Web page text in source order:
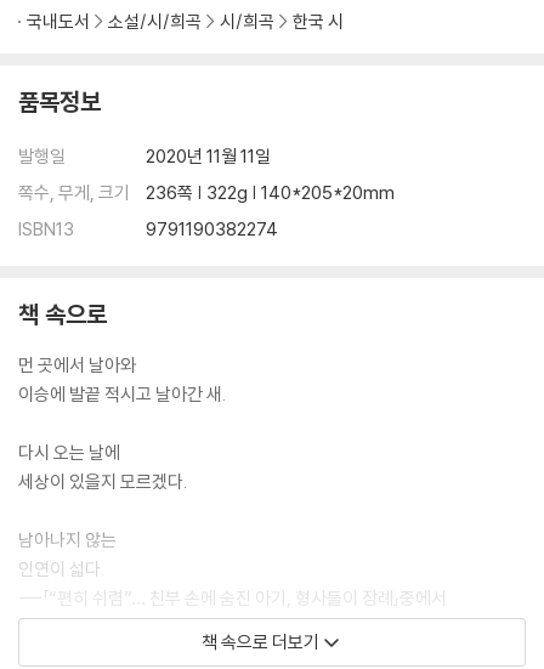
민주화의 성지 모란공원에 잠든 노회찬 의원_〈뼈아픈 이별〉
양귀비에 찾아온 꿀벌_〈양귀비〉
2부 우리는 미화되었다 2018~2020
독감 의심환자 3주 새 2배 늘어, “예방접종 서둘러야”_〈안부 걱정〉
고 설리, 사망 8일 전에도… “따뜻하게 말해주면 좋을 텐데”_〈야수들〉
태안화력 하청 근로자 고 김용균 씨 빈소 조문 행렬_〈사람 용균〉
감 익는 계절_〈감이 익는 이유〉
‘성북구 네 모녀’ 마지막 길 추모, 복지 사각지대 여전_〈성북동 비둘기〉
여름도, 덕분에_〈덕분에〉
‘펫로스 증후군’… 그 이유는?_〈펫로스 증후군〉
‘허블’이 잡은 놀라운 태고의 은하들_〈빛나는 것의 속성〉
‘아슬아슬’ 출근길… “모든 길은 평등하지 않다”_〈평등의 기울기〉
수능 약 열흘 앞으로… 엄마의 기도_〈비나이다〉
천혜의 낙조_〈낙조와 사진가〉
백두산에 한라산 물 가져가, 반은 붓고 나머지에 천지 물 채워_〈한 걸음〉
국내도서 소설/시/희곡 시/희곡 한국 시
품목정보
발행일
2020년 11월 11일
쪽수, 무게, 크기
236쪽 | 322g | 140*205*20mm
ISBN13
9791190382274
책 속으로
먼 곳에서 날아와
이승에 발끝 적시고 날아간 새.
다시 오는 날에
세상이 있을지 모르겠다.
남아나지 않는
인연이 섧다.
---「“편히 쉬렴”… 친부 손에 숨진 아기, 형사들이 장례」중에서
책 속으로 더보기